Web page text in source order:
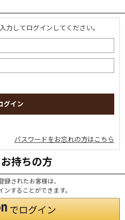
力してログインしてください。
パスワードをお忘れの方はこちら
持ちの方
されたお客様は、
することができます。